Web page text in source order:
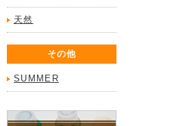
天然
その他
SUMMER